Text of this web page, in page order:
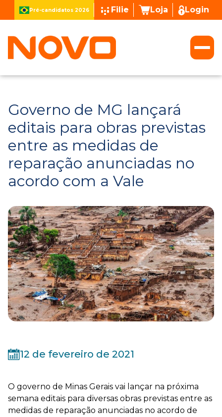
Pré-candidatos 2026 Filie Loja Login
Governo de MG lançará
editais para obras previstas
entre as medidas de
reparação anunciadas no
acordo com a Vale
12 de fevereiro de 2021
O governo de Minas Gerais vai lançar na próxima
semana editais para diversas obras previstas entre as
medidas de reparação anunciadas no acordo de